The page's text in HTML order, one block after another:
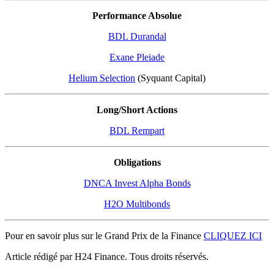
Performance Absolue
BDL Durandal
Exane Pleiade
Helium Selection (Syquant Capital)
Long/Short Actions
BDL Rempart
Obligations
DNCA Invest Alpha Bonds
H2O Multibonds
Pour en savoir plus sur le Grand Prix de la Finance CLIQUEZ ICI
Article rédigé par H24 Finance. Tous droits réservés.